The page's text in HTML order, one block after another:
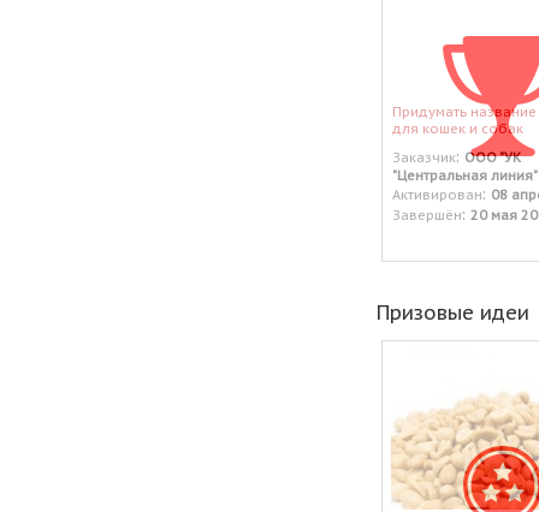
Придумать
для кошек и собак
Заказчик: ООО "УК
"Центральная линия"
Активирован: 08
Завершён: 20 мая
Призовые идеи